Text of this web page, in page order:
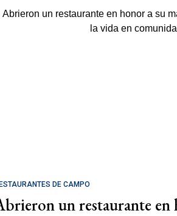
DE CAMPO
un restaurante en